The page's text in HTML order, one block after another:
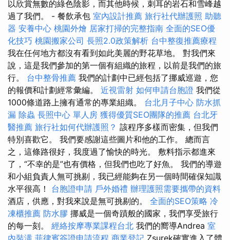
以欣賞無數的綠色陰影，而其他時候，刺耳的岩石和雪峰越
過了我們。 - 餐飲承包 室內設計推薦 旅行社代辦護照 助聽
器 安養中心 桃園外燴 居家打掃的完整指南 全面的SEO優
化技巧 桃園搬家公司 長照2.0政策解析 台中整復推薦療程
我在任何地方都沒有看到如此美麗的野花草地。 對我們來
說，這是我們參加的第一個有組織的旅程，以前是我們的旅
行。 台中整骨推薦 我們的計劃中已經包括了挪威巡遊，您
的報價和計劃經常彙編。 近視雷射 如何申請台胞證 我們從
1000條道路上擁有通常的專業組織。 台北月子中心 防水抓
漏 除蟲 長照中心 單人房 獲得優質SEO團隊的推薦 台北牙
醫推薦 旅行社如何代辦護照？ 該程序多樣而密集，但我們
特別喜歡它。 我們要感謝這些圖片和他的工作。 總而言
之，這條路很好，我度過了愉快的時光。 敷料指示都進來
了，“不幸的是”也有價格，但我們也吃了好魚。 我們的導遊
和小組負責人無可挑剔，我已經能夠在另一個時間確保知識
水平很高！ 台胞證申請 戶外婚禮 辦理護照需要攜帶的資料
酒店，供應，對我來說是無可挑剔的。 全面的SEO策略 冷
凍櫃推薦 防水膠 挪威是一個奇蹟般的國家，我們享受旅行
的每一刻。 經絡按摩專業課程台北 我們的嚮導Andrea 室
內裝潢 菲律賓簽證申請流程 商業登記 Zsurek確實進入了體